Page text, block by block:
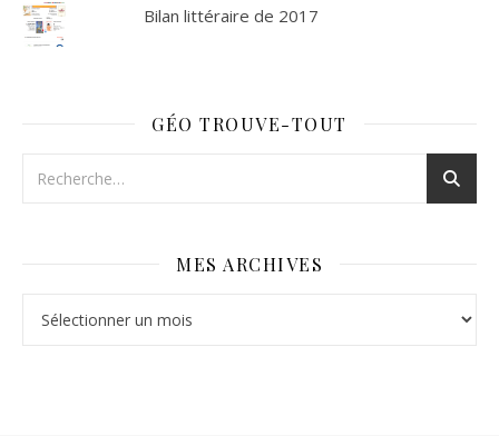
Bilan littéraire de 2017
GÉO TROUVE-TOUT
MES ARCHIVES